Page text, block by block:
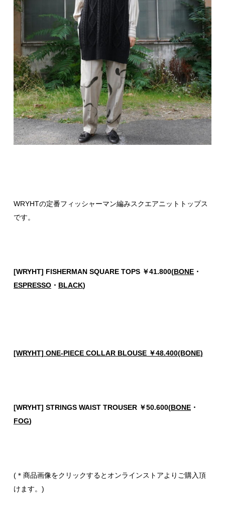
WRYHTの定番フィッシャーマン編みスクエアニットトップス
です。
[WRYHT] FISHERMAN SQUARE TOPS ￥41.800(BONE ・
ESPRESSO ・ BLACK)
[WRYHT] ONE-PIECE COLLAR BLOUSE ￥48.400(BONE)
[WRYHT] STRINGS WAIST TROUSER ￥50.600(BONE ・
FOG)
(＊商品画像をクリックするとオンラインストアよりご購入頂
けます。)